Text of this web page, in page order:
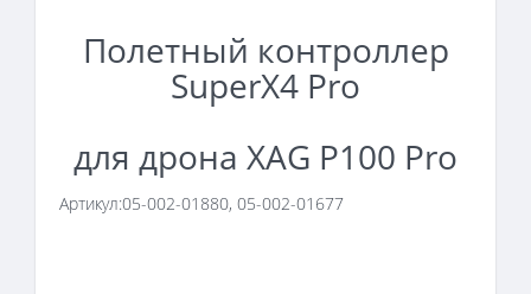
Полетный контроллер
SuperX4 Pro
для дрона XAG P100 Pro
Артикул:05-002-01880, 05-002-01677